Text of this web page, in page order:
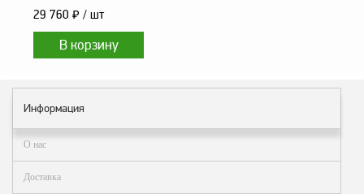
автоцистерн и
комплектующие
Газоаналитическое
оборудование
оборудование
29 760 ₽ / шт
Информация
О нас
Доставка